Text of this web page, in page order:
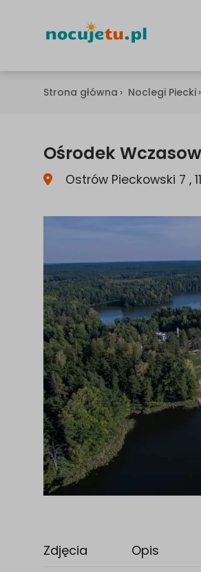
Strona główna › Noclegi Piecki ›
Ośrodek
Ostrów Pieckowski 7 ,
Zdjęcia Opis